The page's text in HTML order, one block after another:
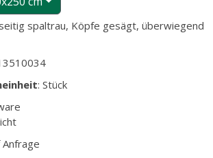
spaltrau, Köpfe gesägt, überwiegend
: Stück
Anfrage
Cookie